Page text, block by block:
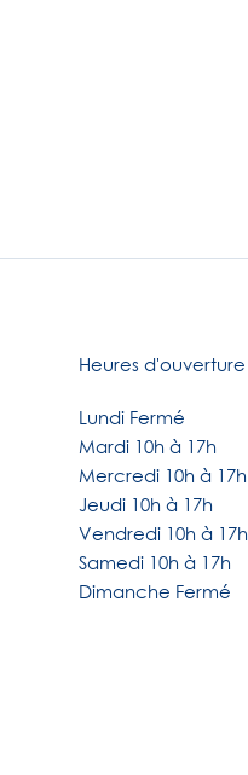
Heures d'ouverture
Lundi Fermé
Mardi 10h à 17h
Mercredi 10h à 17h
Jeudi 10h à 17h
Vendredi 10h à 17h
Samedi 10h à 17h
Dimanche Fermé